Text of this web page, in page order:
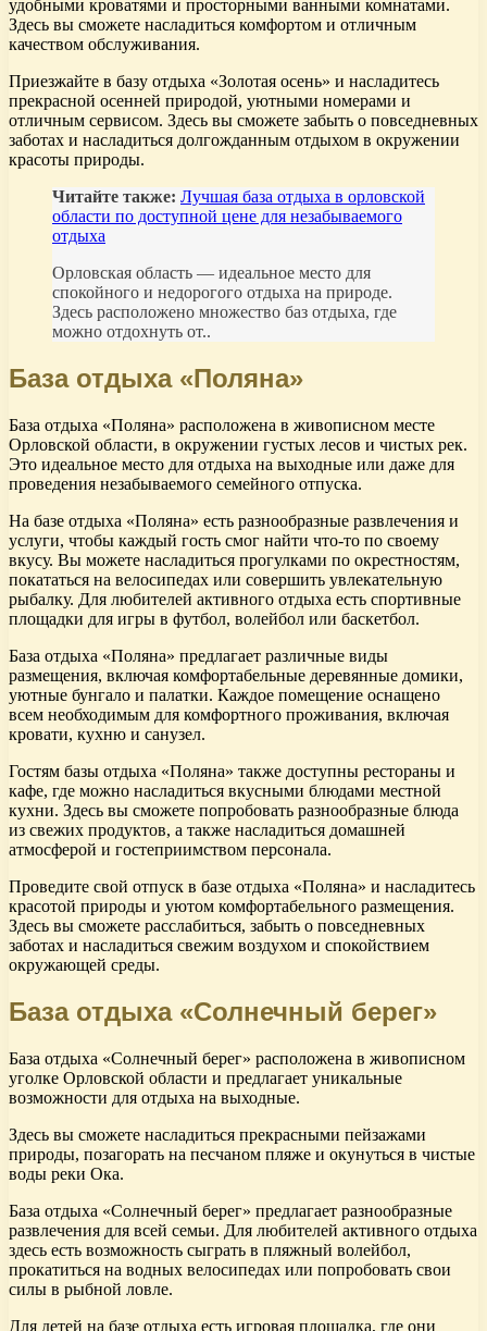
удобными кроватями и просторными ванными комнатами.
Здесь вы сможете насладиться комфортом и отличным
качеством обслуживания.
Приезжайте в базу отдыха «Золотая осень» и насладитесь
прекрасной осенней природой, уютными номерами и
отличным сервисом. Здесь вы сможете забыть о повседневных
заботах и насладиться долгожданным отдыхом в окружении
красоты природы.
Читайте также: Лучшая база отдыха в орловской
области по доступной цене для незабываемого
отдыха
Орловская область — идеальное место для
спокойного и недорогого отдыха на природе.
Здесь расположено множество баз отдыха, где
можно отдохнуть от..
База отдыха «Поляна»
База отдыха «Поляна» расположена в живописном месте
Орловской области, в окружении густых лесов и чистых рек.
Это идеальное место для отдыха на выходные или даже для
проведения незабываемого семейного отпуска.
На базе отдыха «Поляна» есть разнообразные развлечения и
услуги, чтобы каждый гость смог найти что-то по своему
вкусу. Вы можете насладиться прогулками по окрестностям,
покататься на велосипедах или совершить увлекательную
рыбалку. Для любителей активного отдыха есть спортивные
площадки для игры в футбол, волейбол или баскетбол.
База отдыха «Поляна» предлагает различные виды
размещения, включая комфортабельные деревянные домики,
уютные бунгало и палатки. Каждое помещение оснащено
всем необходимым для комфортного проживания, включая
кровати, кухню и санузел.
Гостям базы отдыха «Поляна» также доступны рестораны и
кафе, где можно насладиться вкусными блюдами местной
кухни. Здесь вы сможете попробовать разнообразные блюда
из свежих продуктов, а также насладиться домашней
атмосферой и гостеприимством персонала.
Проведите свой отпуск в базе отдыха «Поляна» и насладитесь
красотой природы и уютом комфортабельного размещения.
Здесь вы сможете расслабиться, забыть о повседневных
заботах и насладиться свежим воздухом и спокойствием
окружающей среды.
База отдыха «Солнечный берег»
База отдыха «Солнечный берег» расположена в живописном
уголке Орловской области и предлагает уникальные
возможности для отдыха на выходные.
Здесь вы сможете насладиться прекрасными пейзажами
природы, позагорать на песчаном пляже и окунуться в чистые
воды реки Ока.
База отдыха «Солнечный берег» предлагает разнообразные
развлечения для всей семьи. Для любителей активного отдыха
здесь есть возможность сыграть в пляжный волейбол,
прокатиться на водных велосипедах или попробовать свои
силы в рыбной ловле.
Для детей на базе отдыха есть игровая площадка, где они